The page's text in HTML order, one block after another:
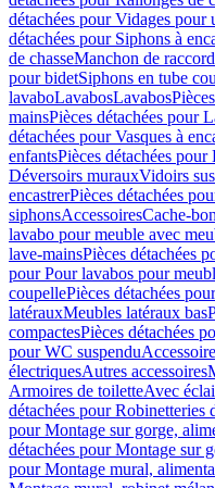
détachées pour Vidages pour
détachées pour Siphons à
de chasseManchon de
pour bidetSiphons en tube
lavaboLavabosLavabos
mainsPièces détachées pour
détachées pour Vasques à
enfantsPièces détachées
Déversoirs murauxVidoirs
encastrerPièces détachées
siphonsAccessoiresCache-
lavabo pour meuble avec
lave-mainsPièces détachées
pour Pour lavabos pour
coupellePièces détachées
latérauxMeubles latéraux bas
compactesPièces détachées
pour WC suspendu
électriquesAutres accessoires
Armoires de toiletteAvec
détachées pour Robinetteries
pour Montage sur gorge,
détachées pour Montage sur
pour Montage mural,